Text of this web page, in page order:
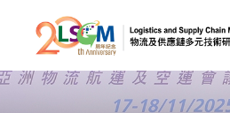
A A